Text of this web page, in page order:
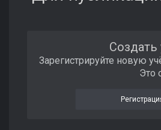
Создать
Зарегистрируйте новую
Это